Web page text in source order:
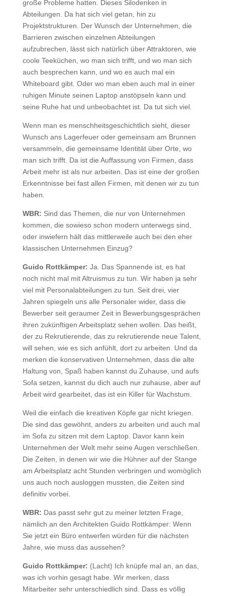
große Probleme hatten. Dieses Silodenken in
Abteilungen. Da hat sich viel getan, hin zu
Projektstrukturen. Der Wunsch der Unternehmen, die
Barrieren zwischen einzelnen Abteilungen
aufzubrechen, lässt sich natürlich über Attraktoren, wie
coole Teeküchen, wo man sich trifft, und wo man sich
auch besprechen kann, und wo es auch mal ein
Whiteboard gibt. Oder wo man eben auch mal in einer
ruhigen Minute seinen Laptop anstöpseln kann und
seine Ruhe hat und unbeobachtet ist. Da tut sich viel.
Wenn man es menschheitsgeschichtlich sieht, dieser
Wunsch ans Lagerfeuer oder gemeinsam am Brunnen
versammeln, die gemeinsame Identität über Orte, wo
man sich trifft. Da ist die Auffassung von Firmen, dass
Arbeit mehr ist als nur arbeiten. Das ist eine der großen
Erkenntnisse bei fast allen Firmen, mit denen wir zu tun
haben.
WBR: Sind das Themen, die nur von Unternehmen
kommen, die sowieso schon modern unterwegs sind,
oder inwiefern hält das mittlerweile auch bei den eher
klassischen Unternehmen Einzug?
Guido Rottkämper: Ja. Das Spannende ist, es hat
noch nicht mal mit Altruismus zu tun. Wir haben ja sehr
viel mit Personalabteilungen zu tun. Seit drei, vier
Jahren spiegeln uns alle Personaler wider, dass die
Bewerber seit geraumer Zeit in Bewerbungsgesprächen
ihren zukünftigen Arbeitsplatz sehen wollen. Das heißt,
der zu Rekrutierende, das zu rekrutierende neue Talent,
will sehen, wie es sich anfühlt, dort zu arbeiten. Und da
merken die konservativen Unternehmen, dass die alte
Haltung von, Spaß haben kannst du Zuhause, und aufs
Sofa setzen, kannst du dich auch nur zuhause, aber auf
Arbeit wird gearbeitet, das ist ein Killer für Wachstum.
Weil die einfach die kreativen Köpfe gar nicht kriegen.
Die sind das gewöhnt, anders zu arbeiten und auch mal
im Sofa zu sitzen mit dem Laptop. Davor kann kein
Unternehmen der Welt mehr seine Augen verschließen.
Die Zeiten, in denen wir wie die Hühner auf der Stange
am Arbeitsplatz acht Stunden verbringen und womöglich
uns auch noch ausloggen mussten, die Zeiten sind
definitiv vorbei.
WBR: Das passt sehr gut zu meiner letzten Frage,
nämlich an den Architekten Guido Rottkämper: Wenn
Sie jetzt ein Büro entwerfen würden für die nächsten
Jahre, wie muss das aussehen?
Guido Rottkämper: (Lacht) Ich knüpfe mal an, an das,
was ich vorhin gesagt habe. Wir merken, dass
Mitarbeiter sehr unterschiedlich sind. Dass es völlig